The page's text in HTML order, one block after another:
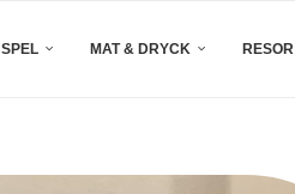
SPEL MAT & DRYCK RESOR